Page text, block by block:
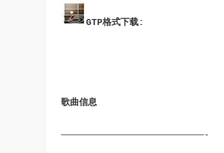
GTP格式下载:
歌曲信息
——————————————————————————-